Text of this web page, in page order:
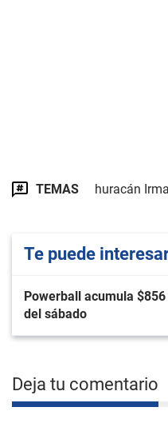
TEMAS huracán Irma
Te puede
Powerball acumula
del sábado
Deja tu comentario